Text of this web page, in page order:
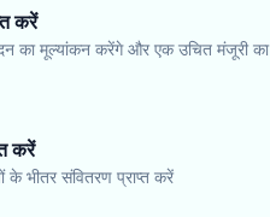
करें
का मूल्यांकन करेंगे और एक उचित मंजूरी का
करें
के भीतर संवितरण प्राप्त करें